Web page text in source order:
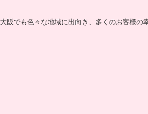
大阪でも色々な地域に出向き、多くのお客様の